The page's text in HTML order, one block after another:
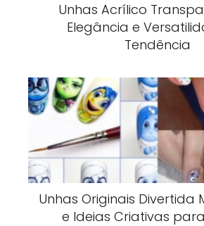
Unhas Acrílico
Elegância e
Tendência
Unhas Originais Divertida
e Ideias Criativas